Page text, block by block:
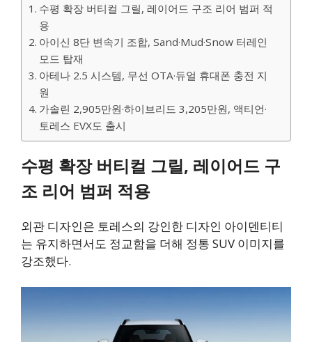
수평 확장 버티컬 그릴, 레이어드 구조 리어 범퍼 적
용
아이신 8단 변속기 조합, Sand·Mud·Snow 터레인
모드 탑재
아테나 2.5 시스템, 무선 OTA·듀얼 휴대폰 충전 지
원
가솔린 2,905만원·하이브리드 3,205만원, 액티언·
토레스 EVX도 출시
수평 확장 버티컬 그릴, 레이어드 구
조 리어 범퍼 적용
외관 디자인은 토레스의 강인한 디자인 아이덴티티
는 유지하면서도 정교함을 더해 정통 SUV 이미지를
강조했다.